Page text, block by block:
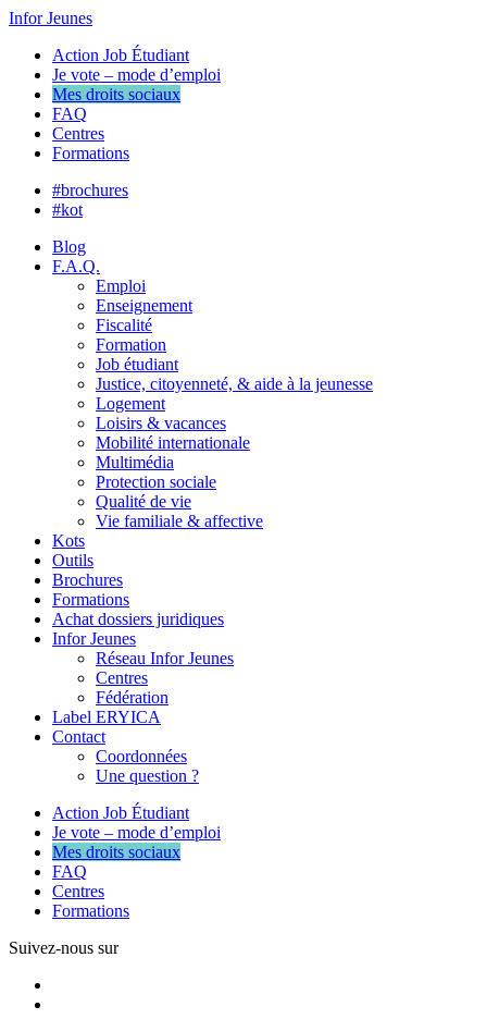
Infor Jeunes
Action Job Étudiant
Je vote – mode d’emploi
Mes droits sociaux
FAQ
Centres
Formations
#brochures
#kot
Blog
F.A.Q.
Emploi
Enseignement
Fiscalité
Formation
Job étudiant
Justice, citoyenneté, & aide à la jeunesse
Logement
Loisirs & vacances
Mobilité internationale
Multimédia
Protection sociale
Qualité de vie
Vie familiale & affective
Kots
Outils
Brochures
Formations
Achat dossiers juridiques
Infor Jeunes
Réseau Infor Jeunes
Centres
Fédération
Label ERYICA
Contact
Coordonnées
Une question ?
Action Job Étudiant
Je vote – mode d’emploi
Mes droits sociaux
FAQ
Centres
Formations
Suivez-nous sur